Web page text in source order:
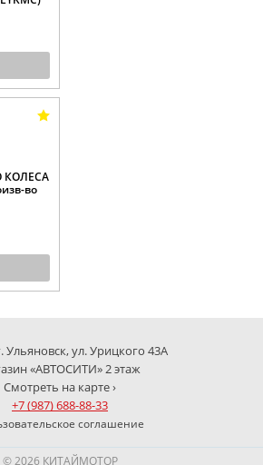
КОЛЕСА
во
Ульяновск, ул. Урицкого 43А
«АВТОСИТИ» 2 этаж
Смотреть на карте ›
+7 (987) 688-88-33
соглашение
© 2026 КИТАЙМОТОР